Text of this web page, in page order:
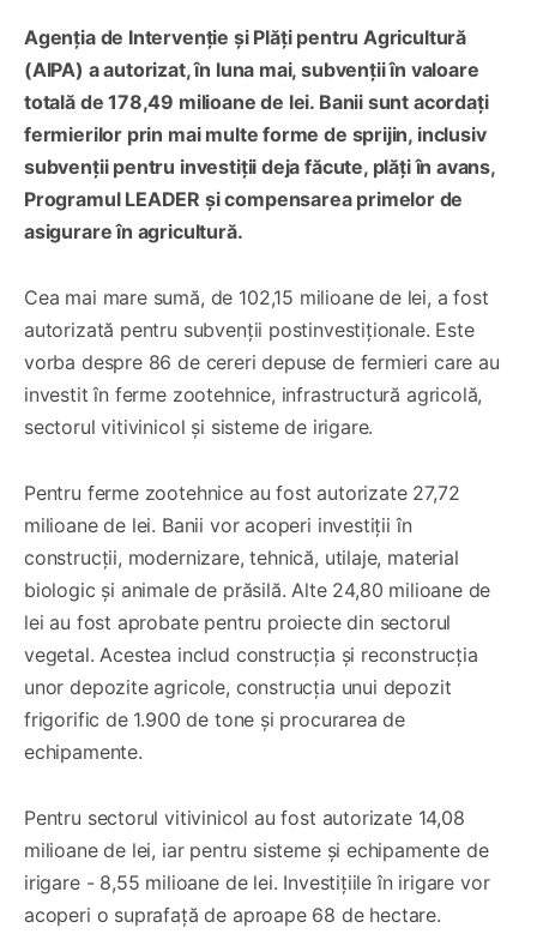
Agenția de Intervenție și Plăți pentru Agricultură
(AIPA) a autorizat, în luna mai, subvenții în valoare
totală de 178,49 milioane de lei. Banii sunt acordați
fermierilor prin mai multe forme de sprijin, inclusiv
subvenții pentru investiții deja făcute, plăți în avans,
Programul LEADER și compensarea primelor de
asigurare în agricultură.
Cea mai mare sumă, de 102,15 milioane de lei, a fost
autorizată pentru subvenții postinvestiționale. Este
vorba despre 86 de cereri depuse de fermieri care au
investit în ferme zootehnice, infrastructură agricolă,
sectorul vitivinicol și sisteme de irigare.
Pentru ferme zootehnice au fost autorizate 27,72
milioane de lei. Banii vor acoperi investiții în
construcții, modernizare, tehnică, utilaje, material
biologic și animale de prăsilă. Alte 24,80 milioane de
lei au fost aprobate pentru proiecte din sectorul
vegetal. Acestea includ construcția și reconstrucția
unor depozite agricole, construcția unui depozit
frigorific de 1.900 de tone și procurarea de
echipamente.
Pentru sectorul vitivinicol au fost autorizate 14,08
milioane de lei, iar pentru sisteme și echipamente de
irigare - 8,55 milioane de lei. Investițiile în irigare vor
acoperi o suprafață de aproape 68 de hectare.